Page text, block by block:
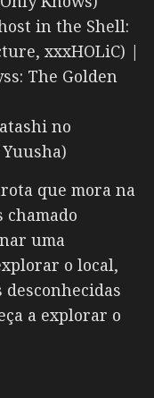
in the Shell:
xxxHOLiC) |
The Golden
no
que mora na
uma
o local,
a explorar o